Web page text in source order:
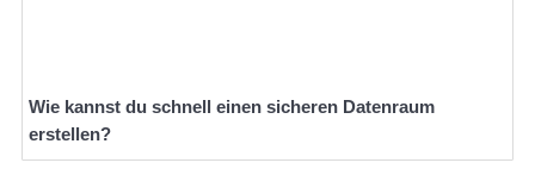
Wie kannst du schnell einen sicheren Datenraum
erstellen?